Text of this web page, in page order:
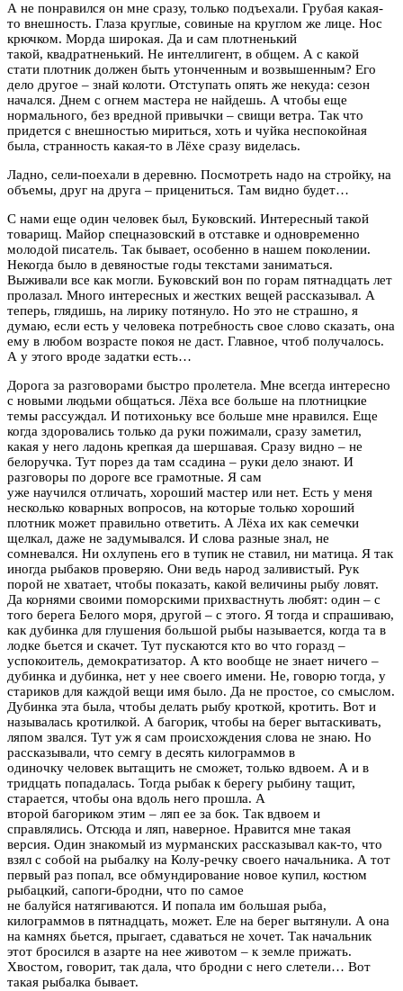
А не понравился он мне сразу, только подъехали. Грубая какая-
то внешность. Глаза круглые, совиные на круглом же лице. Нос
крючком. Морда широкая. Да и сам плотненький
такой, квадратненький. Не интеллигент, в общем. А с какой
стати плотник должен быть утонченным и возвышенным? Его
дело другое – знай колоти. Отступать опять же некуда: сезон
начался. Днем с огнем мастера не найдешь. А чтобы еще
нормального, без вредной привычки – свищи ветра. Так что
придется с внешностью мириться, хоть и чуйка неспокойная
была, странность какая-то в Лёхе сразу виделась.
Ладно, сели-поехали в деревню. Посмотреть надо на стройку, на
объемы, друг на друга – прицениться. Там видно будет…
С нами еще один человек был, Буковский. Интересный такой
товарищ. Майор спецназовский в отставке и одновременно
молодой писатель. Так бывает, особенно в нашем поколении.
Некогда было в девяностые годы текстами заниматься.
Выживали все как могли. Буковский вон по горам пятнадцать лет
пролазал. Много интересных и жестких вещей рассказывал. А
теперь, глядишь, на лирику потянуло. Но это не страшно, я
думаю, если есть у человека потребность свое слово сказать, она
ему в любом возрасте покоя не даст. Главное, чтоб получалось.
А у этого вроде задатки есть…
Дорога за разговорами быстро пролетела. Мне всегда интересно
с новыми людьми общаться. Лёха все больше на плотницкие
темы рассуждал. И потихоньку все больше мне нравился. Еще
когда здоровались только да руки пожимали, сразу заметил,
какая у него ладонь крепкая да шершавая. Сразу видно – не
белоручка. Тут порез да там ссадина – руки дело знают. И
разговоры по дороге все грамотные. Я сам
уже научился отличать, хороший мастер или нет. Есть у меня
несколько коварных вопросов, на которые только хороший
плотник может правильно ответить. А Лёха их как семечки
щелкал, даже не задумывался. И слова разные знал, не
сомневался. Ни охлупень его в тупик не ставил, ни матица. Я так
иногда рыбаков проверяю. Они ведь народ заливистый. Рук
порой не хватает, чтобы показать, какой величины рыбу ловят.
Да корнями своими поморскими прихвастнуть любят: один – с
того берега Белого моря, другой – с этого. Я тогда и спрашиваю,
как дубинка для глушения большой рыбы называется, когда та в
лодке бьется и скачет. Тут пускаются кто во что горазд –
успокоитель, демократизатор. А кто вообще не знает ничего –
дубинка и дубинка, нет у нее своего имени. Не, говорю тогда, у
стариков для каждой вещи имя было. Да не простое, со смыслом.
Дубинка эта была, чтобы делать рыбу кроткой, кротить. Вот и
называлась кротилкой. А багорик, чтобы на берег вытаскивать,
ляпом звался. Тут уж я сам происхождения слова не знаю. Но
рассказывали, что семгу в десять килограммов в
одиночку человек вытащить не сможет, только вдвоем. А и в
тридцать попадалась. Тогда рыбак к берегу рыбину тащит,
старается, чтобы она вдоль него прошла. А
второй багориком этим – ляп ее за бок. Так вдвоем и
справлялись. Отсюда и ляп, наверное. Нравится мне такая
версия. Один знакомый из мурманских рассказывал как-то, что
взял с собой на рыбалку на Колу-речку своего начальника. А тот
первый раз попал, все обмундирование новое купил, костюм
рыбацкий, сапоги-бродни, что по самое
не балуйся натягиваются. И попала им большая рыба,
килограммов в пятнадцать, может. Еле на берег вытянули. А она
на камнях бьется, прыгает, сдаваться не хочет. Так начальник
этот бросился в азарте на нее животом – к земле прижать.
Хвостом, говорит, так дала, что бродни с него слетели… Вот
такая рыбалка бывает.